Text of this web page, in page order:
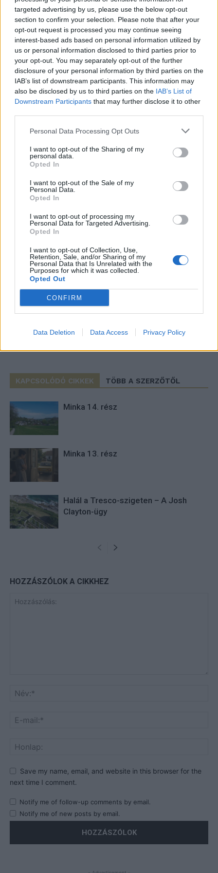
targeted advertising by us, please use the below opt-out
section to confirm your selection. Please note that after your
opt-out request is processed you may continue seeing
interest-based ads based on personal information utilized by
us or personal information disclosed to third parties prior to
your opt-out. You may separately opt-out of the further
disclosure of your personal information by third parties on the
IAB’s list of downstream participants. This information may
also be disclosed by us to third parties on the IAB’s List of
Downstream Participants that may further disclose it to other
Personal Data Processing Opt Outs
I want to opt-out of the Sharing of my
personal data.
Opted In
I want to opt-out of the Sale of my
Personal Data.
Opted In
I want to opt-out of processing my
Personal Data for Targeted Advertising.
Opted In
I want to opt-out of Collection, Use,
Retention, Sale, and/or Sharing of my
Personal Data that Is Unrelated with the
Purposes for which it was collected.
Opted Out
CONFIRM
Data Deletion Data Access Privacy Policy
felnőttkorom árnyait elnyelje a jövendő évek éjsötét
szája?
Bólintottam. Hinni akartam.
Kép forrása:Pinterest
Oktatás és nevelés területén dolgozom, de minden
szabadidőmben írok. Szeretek belesni a hétköznapok függönye
mögé és közben keresem az embert, a nőt a jól legyártott álarcok
cikkeket és apró vicces történeteket.
KAPCSOLÓDÓ CIKKEK TÖBB A SZERZŐTŐL
Minka 14. rész
Minka 13. rész
Halál a Tresco-szigeten – A Josh
Clayton-ügy
HOZZÁSZÓLOK A CIKKHEZ
Save my name, email, and website in this browser for the
next time I comment.
Notify me of follow-up comments by email.
Notify me of new posts by email.